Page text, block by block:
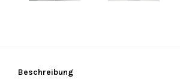
Beschreibung